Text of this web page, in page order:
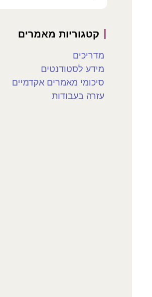
קטגוריות מאמרים
מדריכים
מידע לסטודנטים
סיכומי מאמרים אקדמיים
עזרה בעבודות